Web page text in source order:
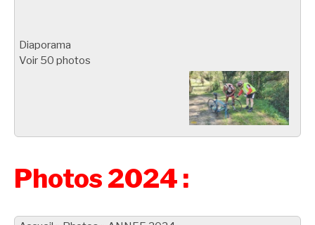
Diaporama
Voir 50 photos
Photos 2024 :